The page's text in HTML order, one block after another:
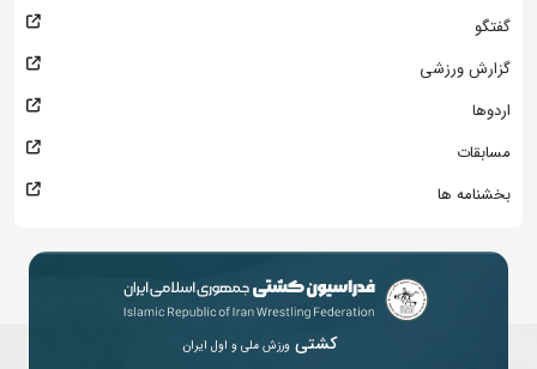
گفتگو
گزارش ورزشی
اردوها
مسابقات
بخشنامه ها
کشتی ورزش ملی و اول ایران